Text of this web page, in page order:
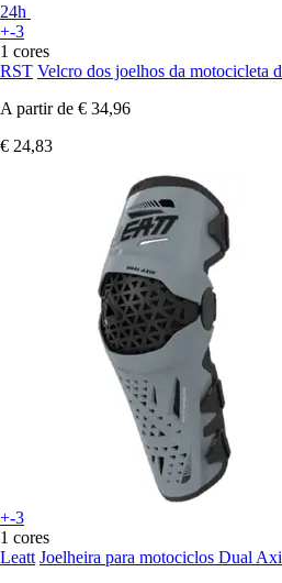
24h
+-3
1 cores
RST Velcro dos joelhos da motocicleta
A partir de € 34,96
€ 24,83
+-3
1 cores
Leatt Joelheira para motociclos Dual